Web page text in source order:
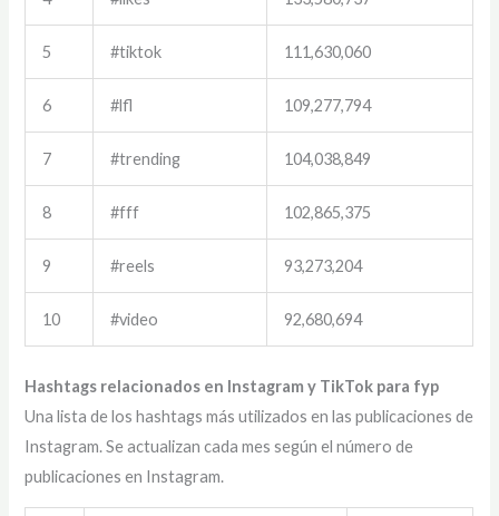
5 #tiktok 111,630,060
6 #lfl 109,277,794
7 #trending 104,038,849
8 #fff 102,865,375
9 #reels 93,273,204
10 #video 92,680,694
Hashtags relacionados en Instagram y TikTok para fyp
Una lista de los hashtags más utilizados en las publicaciones de
Instagram. Se actualizan cada mes según el número de
publicaciones en Instagram.